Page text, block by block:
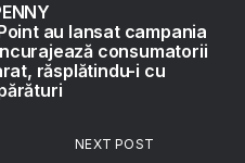
au lansat campania
consumatorii
răsplătindu-i cu
NEXT POST